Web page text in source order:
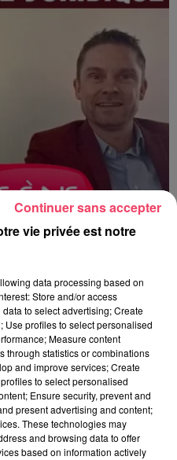
sont les règles ?
vie privée est notre
data processing based on
Store and/or access
to select advertising; Create
profiles to select personalised
Measure content
through statistics or combinations
and improve services; Create
to select personalised
Ensure security, prevent and
present advertising and content;
These technologies may
and browsing data to offer
based on information actively
Continuer sans accepter